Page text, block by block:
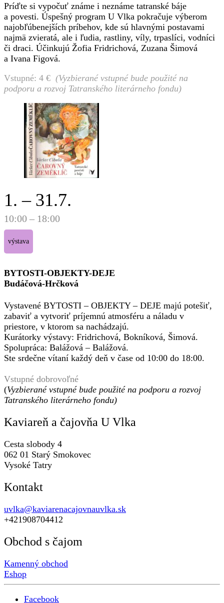
Príďte si vypočuť známe i neznáme tatranské báje
a povesti. Úspešný program U Vlka pokračuje výberom
najobľúbenejších príbehov, kde sú hlavnými postavami
najmä zvieratá, ale i ľudia, rastliny, víly, trpaslíci, vodníci
či draci. Účinkujú Žofia Fridrichová, Zuzana Šimová
a Ivana Figová.
Vstupné: 4 € (Vyzbierané vstupné bude použité na
podporu a rozvoj Tatranského literárneho fondu)
1. – 31.7.
10:00 – 18:00
výstava
BYTOSTI-OBJEKTY-DEJE
Budáčová-Hrčková
Vystavené BYTOSTI – OBJEKTY – DEJE majú potešiť,
zabaviť a vytvoriť príjemnú atmosféru a náladu v
priestore, v ktorom sa nachádzajú.
Kurátorky výstavy: Fridrichová, Bokníková, Šimová.
Spolupráca: Balážová – Balážová.
Ste srdečne vítaní každý deň v čase od 10:00 do 18:00.
Vstupné dobrovoľné
(Vyzbierané vstupné bude použité na podporu a rozvoj
Tatranského literárneho fondu)
Kaviareň a čajovňa U Vlka
Cesta slobody 4
062 01 Starý Smokovec
Vysoké Tatry
Kontakt
uvlka@kaviarenacajovnauvlka.sk
+421908704412
Obchod s čajom
Kamenný obchod
Eshop
Facebook